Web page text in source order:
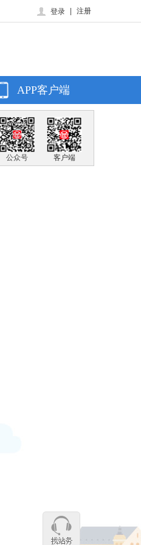
登录 注册
APP客户端
公众号 客户端